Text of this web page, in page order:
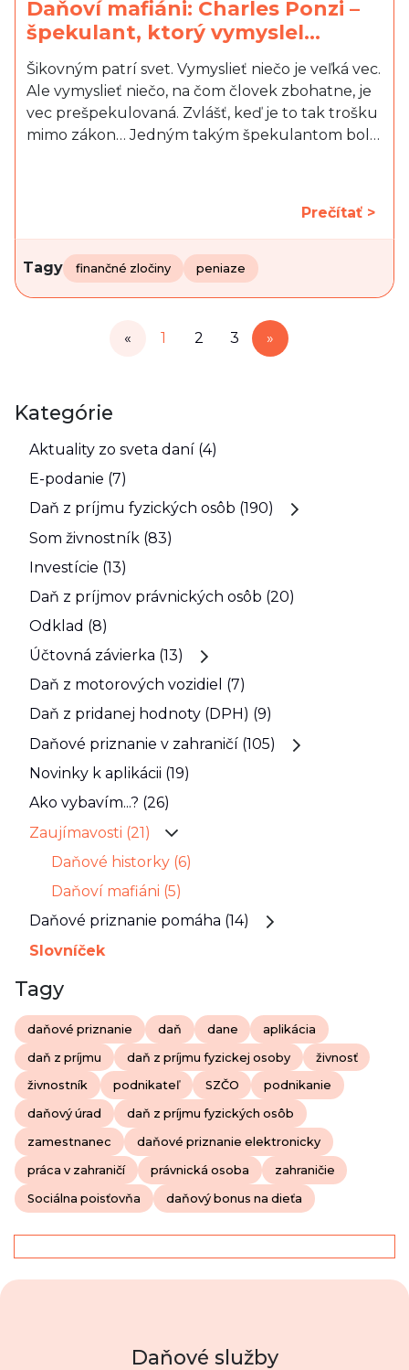
Daňoví mafiáni: Charles Ponzi –
špekulant, ktorý vymyslel…
Šikovným patrí svet. Vymyslieť niečo je veľká vec.
Ale vymyslieť niečo, na čom človek zbohatne, je
vec prešpekulovaná. Zvlášť, keď je to tak trošku
mimo zákon… Jedným takým špekulantom bol…
Prečítať >
Tagy finančné zločiny peniaze
« 1 2 3 »
Kategórie
Aktuality zo sveta daní (4)
E-podanie (7)
Daň z príjmu fyzických osôb (190)
Som živnostník (83)
Investície (13)
Daň z príjmov právnických osôb (20)
Odklad (8)
Účtovná závierka (13)
Daň z motorových vozidiel (7)
Daň z pridanej hodnoty (DPH) (9)
Daňové priznanie v zahraničí (105)
Novinky k aplikácii (19)
Ako vybavím...? (26)
Zaujímavosti (21)
Daňové historky (6)
Daňoví mafiáni (5)
Daňové priznanie pomáha (14)
Slovníček
Tagy
daňové priznanie daň dane aplikácia
daň z príjmu daň z príjmu fyzickej osoby živnosť
živnostník podnikateľ SZČO podnikanie
daňový úrad daň z príjmu fyzických osôb
zamestnanec daňové priznanie elektronicky
práca v zahraničí právnická osoba zahraničie
Sociálna poisťovňa daňový bonus na dieťa
Daňové služby